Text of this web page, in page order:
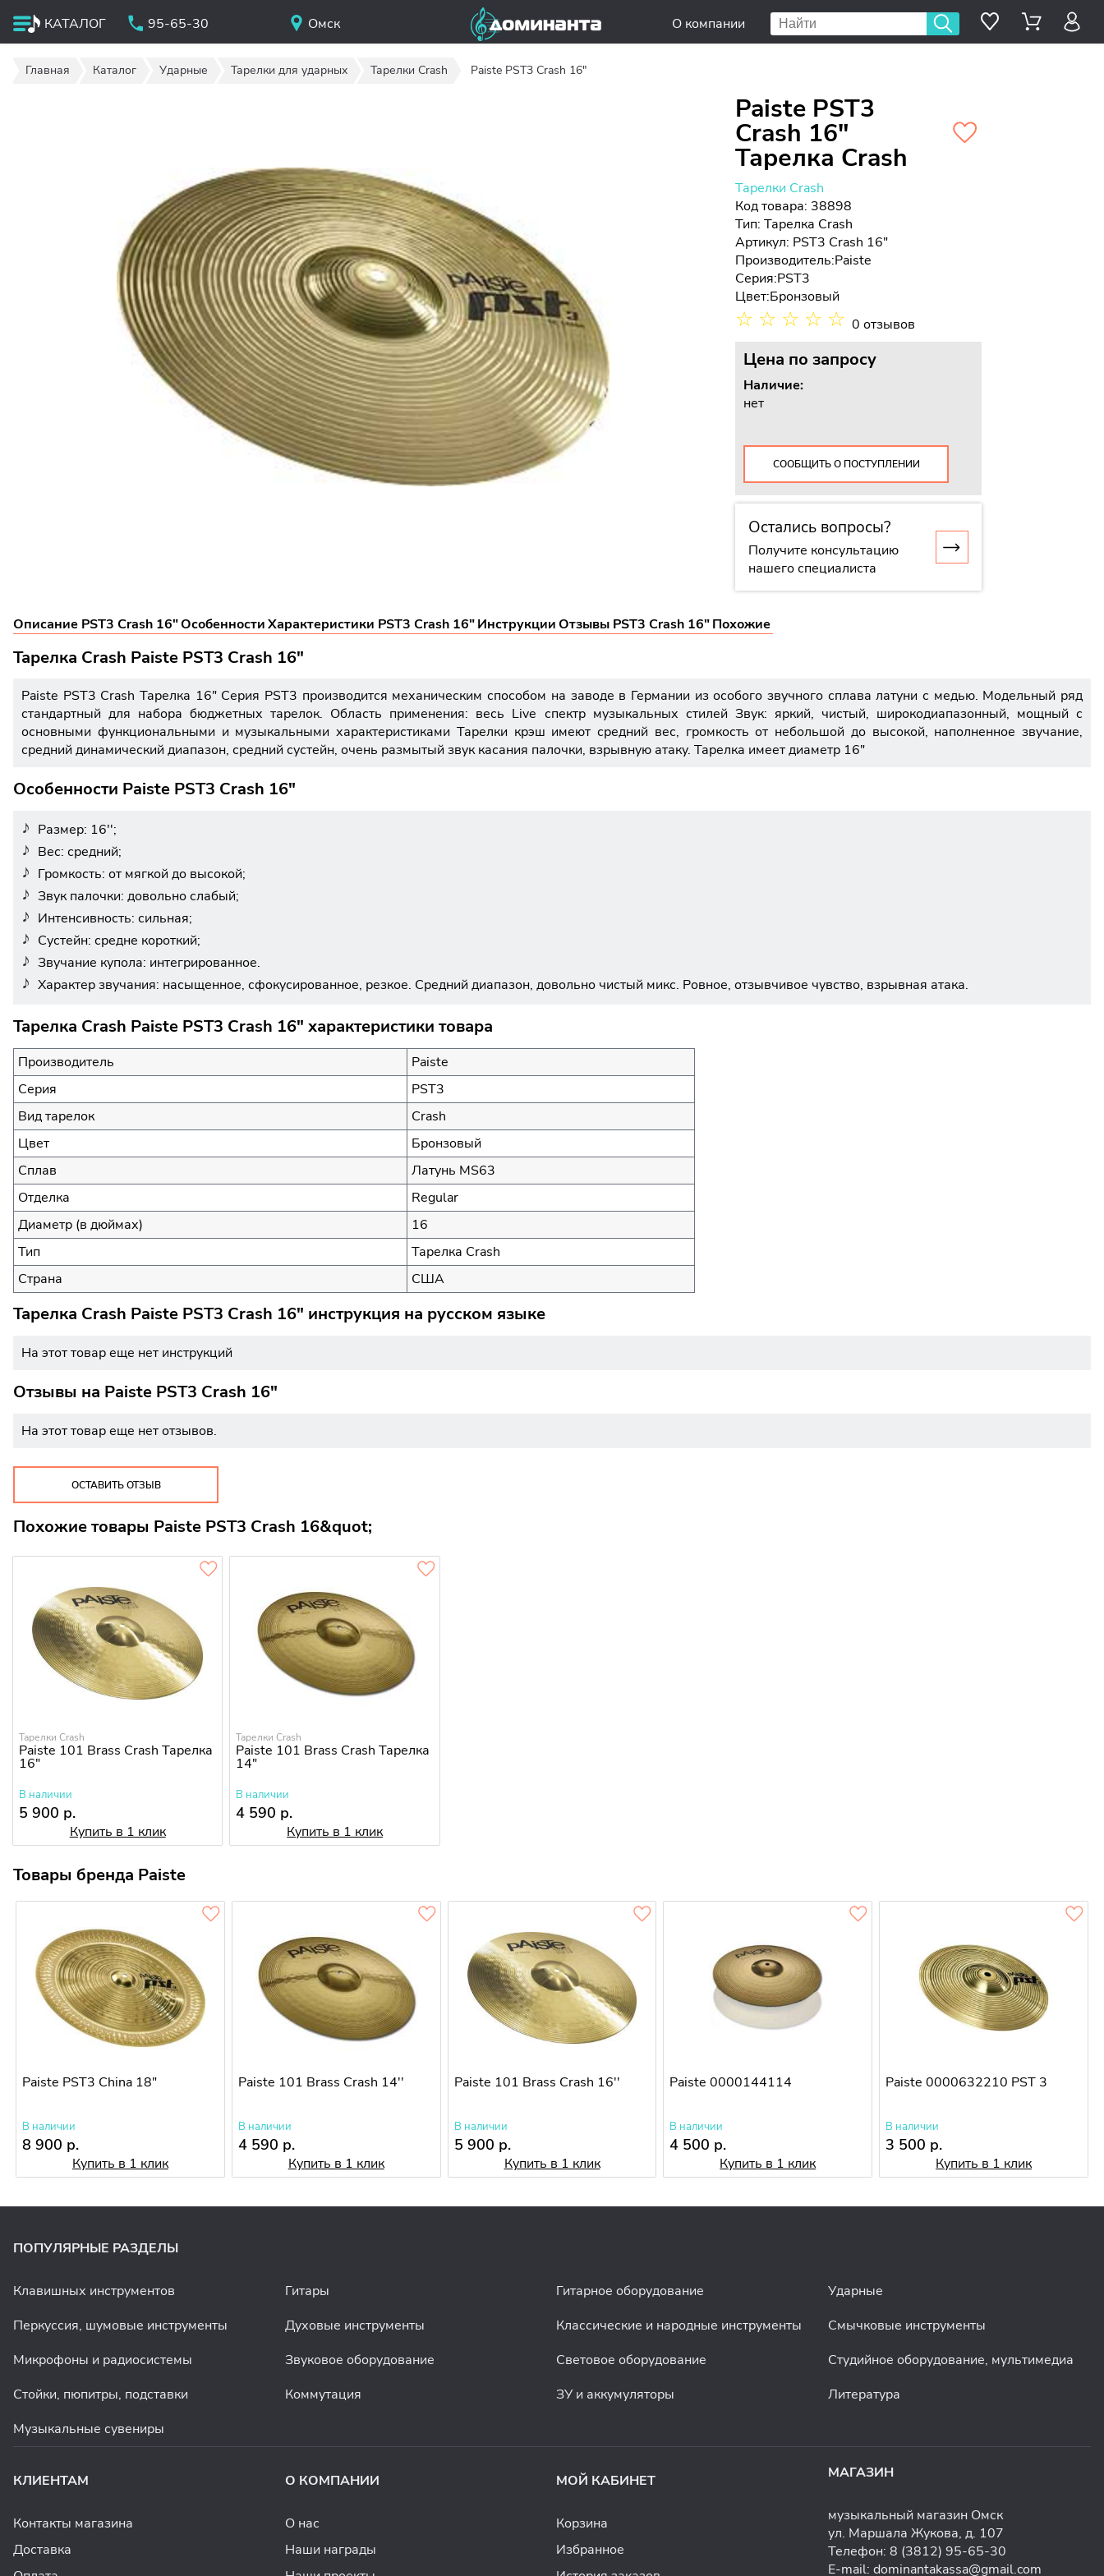
КАТАЛОГ 95-65-30 Омск О компании
Главная Каталог Ударные Тарелки для ударных Тарелки Crash Paiste PST3 Crash 16"
Paiste PST3
Crash 16"
Тарелка Crash
Тарелки Crash
Код товара: 38898
Тип:Тарелка Crash
Артикул: PST3 Crash 16"
Производитель:Paiste
Серия:PST3
Цвет:Бронзовый
☆ ☆ ☆ ☆ ☆ 0 отзывов
Цена по запросу
Наличие:
нет
СООБЩИТЬ О ПОСТУПЛЕНИИ
Остались вопросы?
Получите консультацию
нашего специалиста
Описание PST3 Crash 16"ОсобенностиХарактеристики PST3 Crash 16"ИнструкцииОтзывы PST3 Crash 16"Похожие
Тарелка Crash Paiste PST3 Crash 16"
Paiste PST3 Crash Тарелка 16" Серия PST3 производится механическим способом на заводе в Германии из особого звучного сплава латуни с медью. Модельный ряд
стандартный для набора бюджетных тарелок. Область применения: весь Live спектр музыкальных стилей Звук: яркий, чистый, широкодиапазонный, мощный с
основными функциональными и музыкальными характеристиками Тарелки крэш имеют средний вес, громкость от небольшой до высокой, наполненное звучание,
средний динамический диапазон, средний сустейн, очень размытый звук касания палочки, взрывную атаку. Тарелка имеет диаметр 16"
Особенности Paiste PST3 Crash 16"
Размер: 16'';
Вес: средний;
Громкость: от мягкой до высокой;
Звук палочки: довольно слабый;
Интенсивность: сильная;
Сустейн: средне короткий;
Звучание купола: интегрированное.
Характер звучания: насыщенное, сфокусированное, резкое. Средний диапазон, довольно чистый микс. Ровное, отзывчивое чувство, взрывная атака.
Тарелка Crash Paiste PST3 Crash 16" характеристики товара
Производитель
Paiste
Серия
PST3
Вид тарелок
Crash
Цвет
Бронзовый
Сплав
Латунь MS63
Отделка
Regular
Диаметр (в дюймах)
16
Тип
Тарелка Crash
Страна
США
Тарелка Crash Paiste PST3 Crash 16" инструкция на русском языке
На этот товар еще нет инструкций
Отзывы на Paiste PST3 Crash 16"
На этот товар еще нет отзывов.
ОСТАВИТЬ ОТЗЫВ
Похожие товары Paiste PST3 Crash 16&quot;
Тарелки Crash
Paiste 101 Brass Crash Тарелка
16"
В наличии
5 900 р.
Купить в 1 клик
Тарелки Crash
Paiste 101 Brass Crash Тарелка
14"
В наличии
4 590 р.
Купить в 1 клик
Товары бренда Paiste
Paiste PST3 China 18"
В наличии
8 900 р.
Купить в 1 клик
Paiste 101 Brass Crash 14''
В наличии
4 590 р.
Купить в 1 клик
Paiste 101 Brass Crash 16''
В наличии
5 900 р.
Купить в 1 клик
Paiste 0000144114
В наличии
4 500 р.
Купить в 1 клик
Paiste 0000632210 PST 3
В наличии
3 500 р.
Купить в 1 клик
ПОПУЛЯРНЫЕ РАЗДЕЛЫ
Клавишных инструментов Гитары Гитарное оборудование
Ударные
Перкуссия, шумовые инструменты
Духовые инструменты Классические и народные инструменты
Смычковые инструменты
Микрофоны и радиосистемы
Звуковое оборудование Световое оборудование
Студийное оборудование, мультимедиа
Стойки, пюпитры, подставки
Коммутация ЗУ и аккумуляторы
Литература
Музыкальные сувениры
КЛИЕНТАМ
Контакты магазина
Доставка
О КОМПАНИИ
О нас
Наши награды
МОЙ КАБИНЕТ
Корзина
Избранное
МАГАЗИН
музыкальный магазин Омск
ул. Маршала Жукова, д. 107
Телефон: 8 (3812) 95-65-30
E-mail: dominantakassa@gmail.com